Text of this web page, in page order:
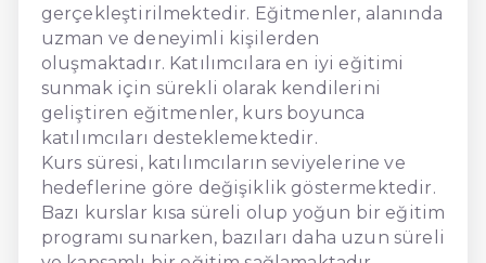
gerçekleştirilmektedir. Eğitmenler, alanında
uzman ve deneyimli kişilerden
oluşmaktadır. Katılımcılara en iyi eğitimi
sunmak için sürekli olarak kendilerini
geliştiren eğitmenler, kurs boyunca
katılımcıları desteklemektedir.
Kurs süresi, katılımcıların seviyelerine ve
hedeflerine göre değişiklik göstermektedir.
Bazı kurslar kısa süreli olup yoğun bir eğitim
programı sunarken, bazıları daha uzun süreli